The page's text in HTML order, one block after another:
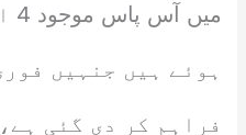
ہوئے ہیں جنہیں
فراہم کر دی گئی